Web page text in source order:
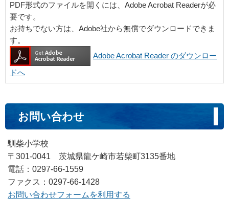
PDF形式のファイルを開くには、Adobe Acrobat Readerが必
要です。
お持ちでない方は、Adobe社から無償でダウンロードできま
す。
Adobe Acrobat Reader のダウンロー
ドへ
お問い合わせ
馴柴小学校
〒301-0041 茨城県龍ケ崎市若柴町3135番地
電話：0297-66-1559
ファクス：0297-66-1428
お問い合わせフォームを利用する